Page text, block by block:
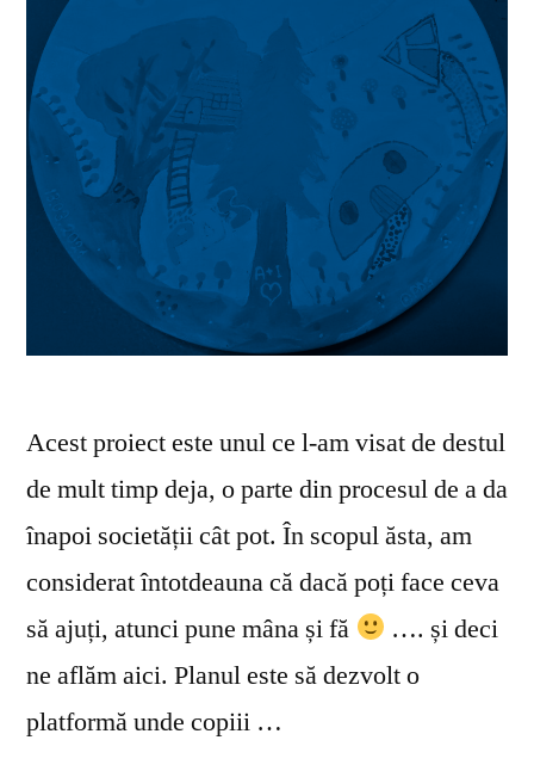
Acest proiect este unul ce l-am visat de destul
de mult timp deja, o parte din procesul de a da
înapoi societății cât pot. În scopul ăsta, am
considerat întotdeauna că dacă poți face ceva
să ajuți, atunci pune mâna și fă
…. și deci
ne aflăm aici. Planul este să dezvolt o
platformă unde copiii …